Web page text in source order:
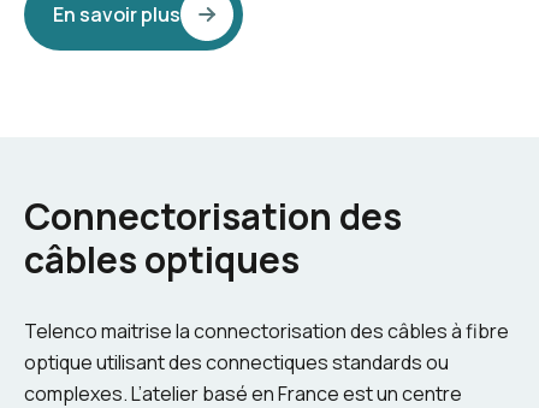
En savoir plus
Connectorisation des
câbles optiques
Telenco maitrise la connectorisation des câbles à fibre
optique utilisant des connectiques standards ou
complexes. L’atelier basé en France est un centre